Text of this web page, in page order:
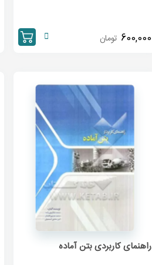
600,000 تومان
راهنمای کاربردی بتن آماده